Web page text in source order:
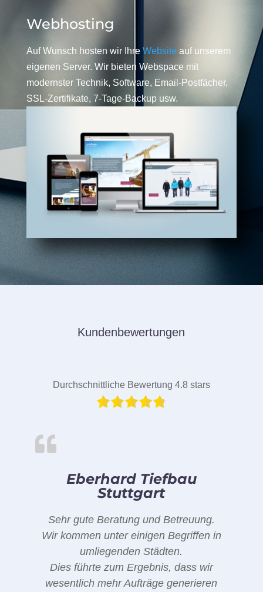
Webhosting
Auf Wunsch hosten wir Ihre Website auf unserem
eigenen Server. Wir bieten Webspace mit
modernster Technik, Software, Email-Postfächer,
SSL-Zertifikate, 7-Tage-Backup usw.
Kundenbewertungen
Durchschnittliche Bewertung 4.8 stars
Eberhard Tiefbau
Stuttgart
Sehr gute Beratung und Betreuung.
Wir kommen unter einigen Begriffen in
umliegenden Städten.
Dies führte zum Ergebnis, dass wir
wesentlich mehr Aufträge generieren